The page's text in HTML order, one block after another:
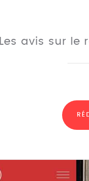
Les avis sur le